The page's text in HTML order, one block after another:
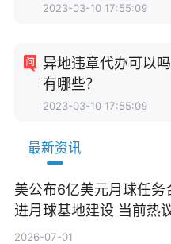
2023-03-10 17:55:09
异地违章代办可以
有哪些？
2023-03-10 17:55:09
最新资讯
美公布6亿美元月球任务
进月球基地建设 当前热
2026-07-01